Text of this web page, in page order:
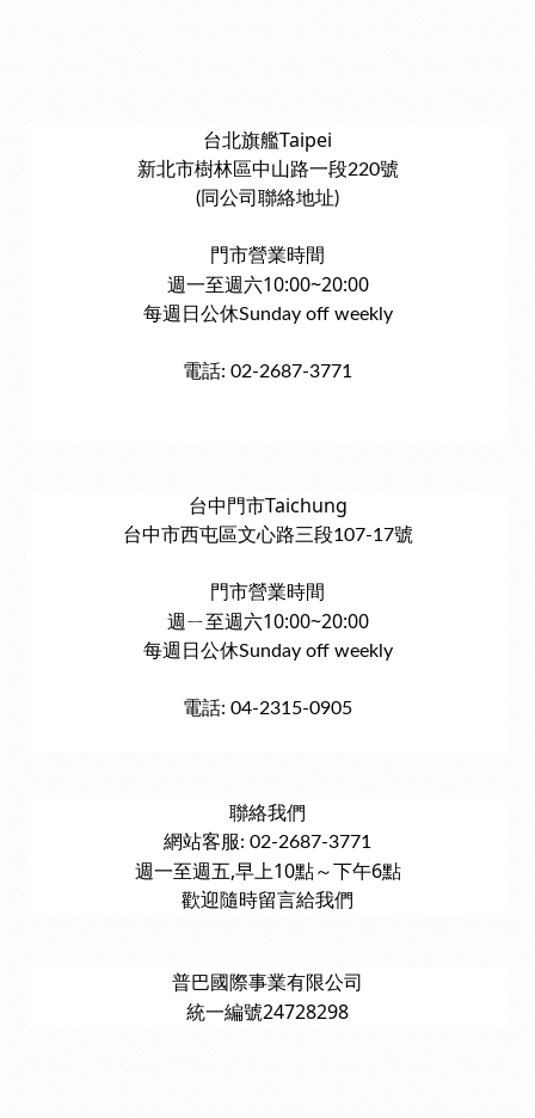
台北旗艦Taipei
新北市樹林區中山路一段220號
(同公司聯絡地址)
門市營業時間
週一至週六10:00~20:00
每週日公休Sunday off weekly
電話: 02-2687-3771
台中門市Taichung
台中市西屯區文心路三段107-17號
門市營業時間
週ㄧ至週六10:00~20:00
每週日公休Sunday off weekly
電話: 04-2315-0905
聯絡我們
網站客服: 02-2687-3771
週一至週五,早上10點～下午6點
歡迎隨時留言給我們
普巴國際事業有限公司
統一編號24728298